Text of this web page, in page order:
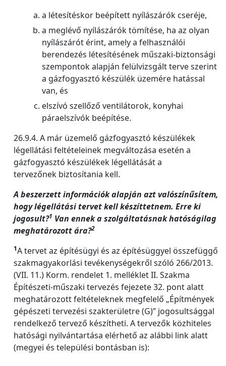
a létesítéskor beépített nyílászárók cseréje,
a meglévő nyílászárók tömítése, ha az olyan
nyílászárót érint, amely a felhasználói
berendezés létesítésének műszaki-biztonsági
szempontok alapján felülvizsgált terve szerint
a gázfogyasztó készülék üzemére hatással
van, és
elszívó szellőző ventilátorok, konyhai
páraelszívók beépítése.
26.9.4. A már üzemelő gázfogyasztó készülékek
légellátási feltételeinek megváltozása esetén a
gázfogyasztó készülékek légellátását a
tervezőnek biztosítania kell.
A beszerzett információk alapján azt valószínűsítem,
hogy légellátási tervet kell készíttetnem. Erre ki
jogosult?1 Van ennek a szolgáltatásnak hatóságilag
meghatározott ára?2
1A tervet az építésügyi és az építésüggyel összefüggő
szakmagyakorlási tevékenységekről szóló 266/2013.
(VII. 11.) Korm. rendelet 1. melléklet II. Szakma
Építészeti-műszaki tervezés fejezete 32. pont alatt
meghatározott feltételeknek megfelelő „Építmények
gépészeti tervezési szakterületre (G)” jogosultsággal
rendelkező tervező készítheti. A tervezők közhiteles
hatósági nyilvántartása elérhető az alábbi link alatt
(megyei és települési bontásban is):